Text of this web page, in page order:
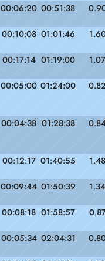
00:06:20 00:51:38
00:10:08 01:01:46
00:17:14 01:19:00 1.07
00:05:00 01:24:00
00:04:38 01:28:38
00:12:17 01:40:55 1.48
00:09:44 01:50:39 1.34
00:08:18 01:58:57
00:05:34 02:04:31